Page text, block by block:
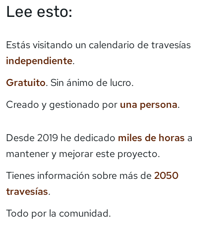
Lee esto:
Estás visitando un calendario de travesías
independiente.
Gratuito. Sin ánimo de lucro.
Creado y gestionado por una persona.
Desde 2019 he dedicado miles de horas a
mantener y mejorar este proyecto.
Tienes información sobre más de 2050
travesías.
Todo por la comunidad.